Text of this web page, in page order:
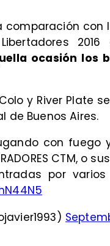
comparación
2016
ocasión los
y River Plate
de Buenos Aires.
con fuego
CTM,
por varios